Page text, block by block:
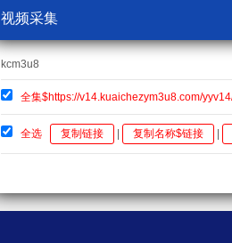
视频采集
kcm3u8
全集$https://v14.kuaichezym3u8.com/
全选 复制链接 复制名称$链接